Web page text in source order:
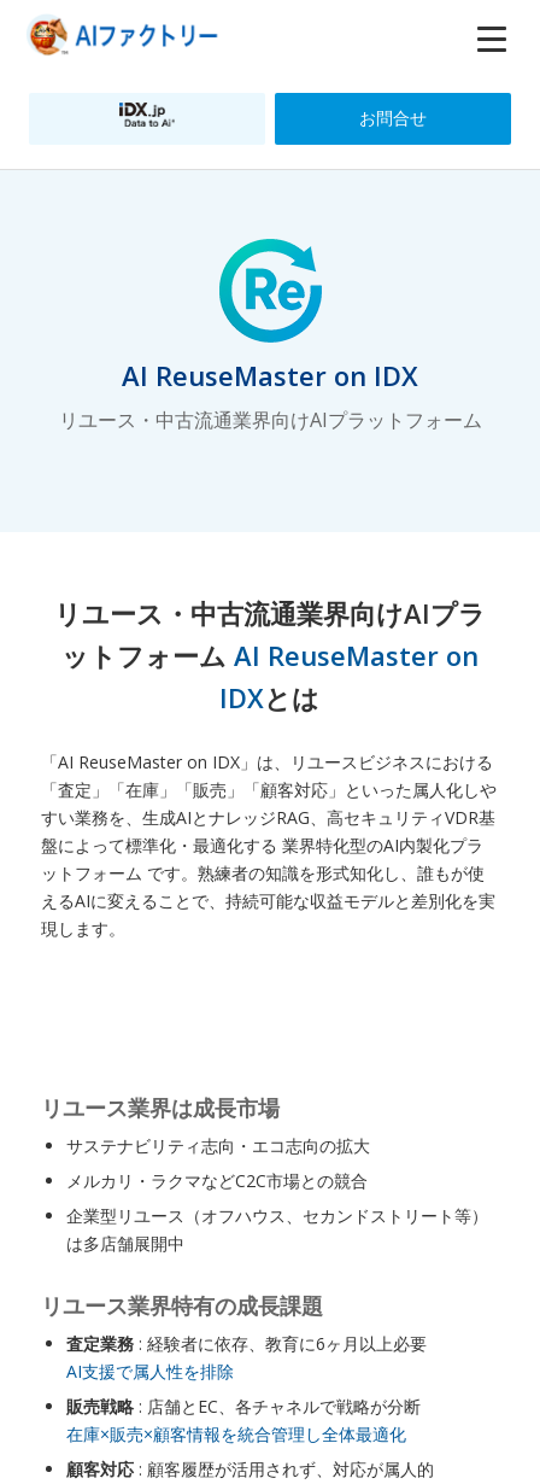
お問合せ
AI ReuseMaster on IDX
リユース・中古流通業界向けAIプラットフォーム
リユース・中古流通業界向けAIプラ
ットフォーム AI ReuseMaster on
IDXとは
「AI ReuseMaster on IDX」は、リユースビジネスにおける
「査定」「在庫」「販売」「顧客対応」といった属人化しや
すい業務を、生成AIとナレッジRAG、高セキュリティVDR基
盤によって標準化・最適化する 業界特化型のAI内製化プラ
ットフォーム です。熟練者の知識を形式知化し、誰もが使
えるAIに変えることで、持続可能な収益モデルと差別化を実
現します。
リユース業界は成長市場
サステナビリティ志向・エコ志向の拡大
メルカリ・ラクマなどC2C市場との競合
企業型リユース（オフハウス、セカンドストリート等）
は多店舗展開中
リユース業界特有の成長課題
査定業務: 経験者に依存、教育に6ヶ月以上必要
AI支援で属人性を排除
販売戦略: 店舗とEC、各チャネルで戦略が分断
在庫×販売×顧客情報を統合管理し全体最適化
顧客対応: 顧客履歴が活用されず、対応が属人的